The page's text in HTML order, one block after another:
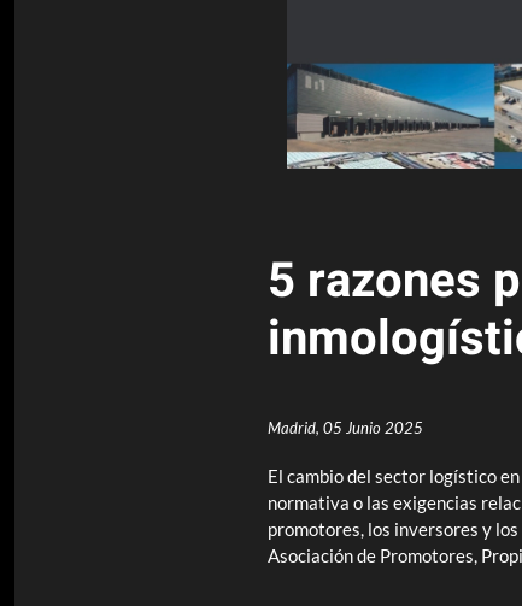
5 razones
Madrid, 05 Junio 2025
El cambio del sector logístico
normativa o las exigencias
promotores, los inversores y
Asociación de Promotores,